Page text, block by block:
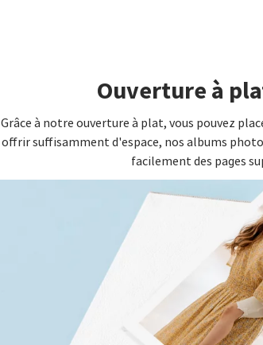
Ouverture à
Grâce à notre ouverture à plat, vous pouvez
offrir suffisamment d'espace, nos albums
facilement des pages